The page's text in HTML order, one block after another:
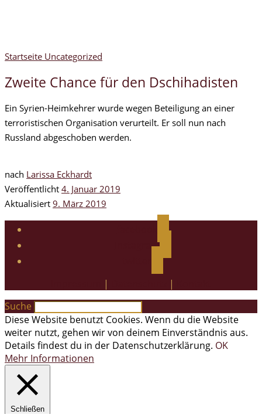
Startseite Uncategorized
Zweite Chance für den Dschihadisten
Ein Syrien-Heimkehrer wurde wegen Beteiligung an einer
terroristischen Organisation verurteilt. Er soll nun nach
Russland abgeschoben werden.
nach Larissa Eckhardt
Veröffentlicht 4. Januar 2019
Aktualisiert 9. März 2019
instagram
| |
Suche
Diese Website benutzt Cookies. Wenn du die Website
weiter nutzt, gehen wir von deinem Einverständnis aus.
Details findest du in der Datenschutzerklärung. OK
Mehr Informationen
Schließen